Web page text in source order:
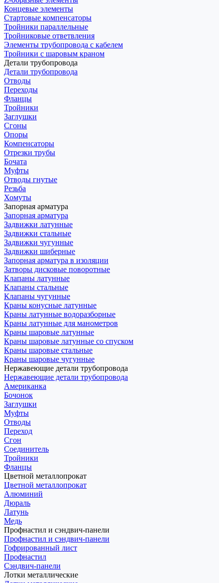
Концевые элементы
Стартовые компенсаторы
Тройники параллельные
Тройниковые ответвления
Элементы трубопровода с кабелем
Тройники с шаровым краном
Детали трубопровода
Детали трубопровода
Отводы
Переходы
Фланцы
Тройники
Заглушки
Сгоны
Опоры
Компенсаторы
Отрезки трубы
Бочата
Муфты
Отводы гнутые
Резьба
Хомуты
Запорная арматура
Запорная арматура
Задвижки латунные
Задвижки стальные
Задвижки чугунные
Задвижки шиберные
Запорная арматура в изоляции
Затворы дисковые поворотные
Клапаны латунные
Клапаны стальные
Клапаны чугунные
Краны конусные латунные
Краны латунные водоразборные
Краны латунные для манометров
Краны шаровые латунные
Краны шаровые латунные со спуском
Краны шаровые стальные
Краны шаровые чугунные
Нержавеющие детали трубопровода
Нержавеющие детали трубопровода
Американка
Бочонок
Заглушки
Муфты
Отводы
Переход
Сгон
Соединитель
Тройники
Фланцы
Цветной металлопрокат
Цветной металлопрокат
Алюминий
Дюраль
Латунь
Медь
Профнастил и сэндвич-панели
Профнастил и сэндвич-панели
Гофрированный лист
Профнастил
Сэндвич-панели
Лотки металлические